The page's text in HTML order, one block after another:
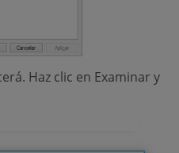
Haz clic en Examinar y